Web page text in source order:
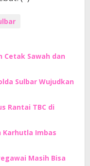
Cetak Sawah dan
Sulbar Wujudkan
Rantai TBC di
Karhutla Imbas
Masih Bisa